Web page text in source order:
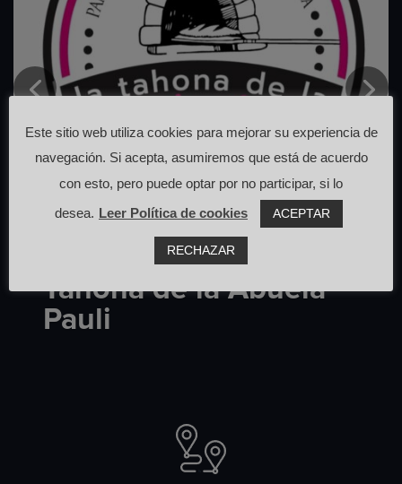
Tahona de la Abuela
Pauli
Este sitio web utiliza cookies para mejorar su experiencia de
navegación. Si acepta, asumiremos que está de acuerdo
con esto, pero puede optar por no participar, si lo
desea. Leer Política de cookies ACEPTAR
RECHAZAR